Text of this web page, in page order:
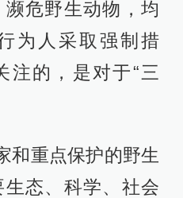
危野生动物，均
为人采取强制措
注的，是对于“三
和重点保护的野生
态、科学、社会